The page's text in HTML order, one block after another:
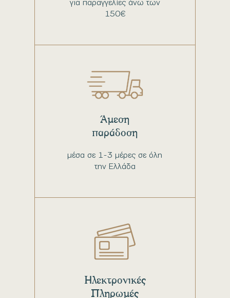
για παραγγελίες άνω των
150€
μέσα σε 1-3 μέρες σε όλη
την Ελλάδα
Άμεση
παράδοση
Ηλεκτρονικές
Πληρωμές